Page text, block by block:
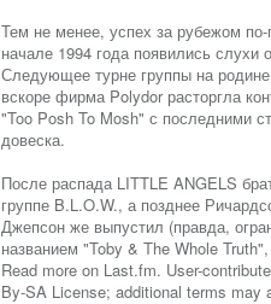
Тем не менее, успех за рубежом
начале 1994 года появились
Следующее турне группы на
вскоре фирма Polydor расторгла
"Too Posh To Mosh" с последними
довеска.
После распада LITTLE ANGELS
группе B.L.O.W., а позднее
Джепсон же выпустил (правда,
названием "Toby & The Whole
Read more on Last.fm. User-
By-SA License; additional terms may